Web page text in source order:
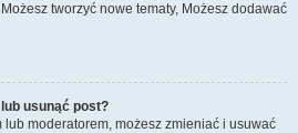
tworzyć nowe tematy, Możesz dodawać
usunąć post?
moderatorem, możesz zmieniać i usuwać